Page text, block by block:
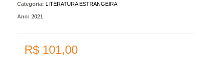
Categoria: LITERATURA ESTRANGEIRA
Ano: 2021
R$ 101,00